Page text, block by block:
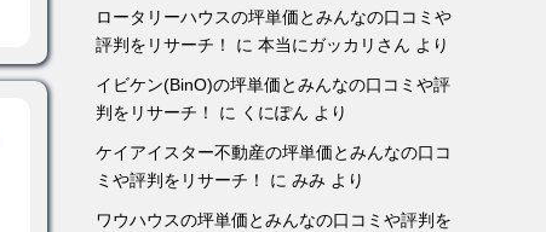
ロータリーハウスの坪単価とみんなの口コミや
評判をリサーチ！
に 本当にガッカリさん より
イビケン(BinO)の坪単価とみんなの口コミや評
判をリサーチ！
に くにぽん より
ケイアイスター不動産の坪単価とみんなの口コ
ミや評判をリサーチ！
に みみ より
ワウハウスの坪単価とみんなの口コミや評判を